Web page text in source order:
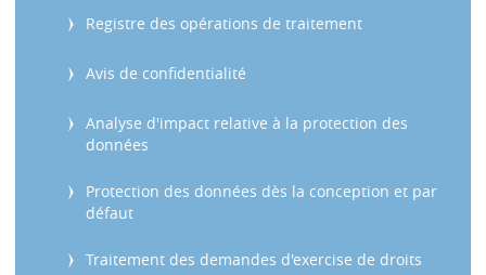
Registre des opérations de traitement
Avis de confidentialité
Analyse d'impact relative à la protection des
données
Protection des données dès la conception et par
défaut
Traitement des demandes d'exercise de droits